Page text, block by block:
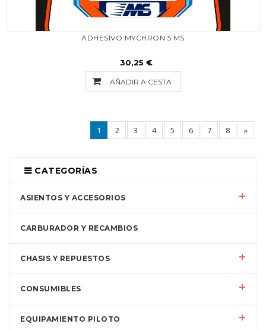
ADHESIVO MYCHRON 5 MS
30,25 €
AÑADIR A CESTA
1 2 3 4 5 6 7 8 »
CATEGORÍAS
ASIENTOS Y ACCESORIOS
CARBURADOR Y RECAMBIOS
CHASIS Y REPUESTOS
CONSUMIBLES
EQUIPAMIENTO PILOTO